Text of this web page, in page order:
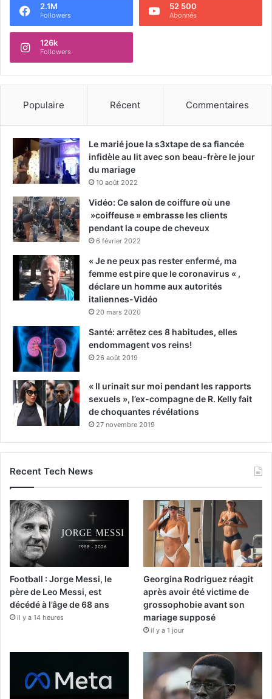
2.1M
Followers
52 500
Abonnés
126k
Followers
Populaire Récent Commentaires
Le marié joue la s3xtape de sa fiancée
infidèle au lit avec son beau-frère le jour
du mariage
10 août 2022
Vidéo: Ce salon de coiffure où une
»coiffeuse » embrasse les clients
pendant la coupe de cheveux
6 février 2022
« Je ne peux pas rester enfermé, ma
femme est pire que le coronavirus « ,
déclare un homme aux autorités
italiennes-Vidéo
20 mars 2020
Santé: arrêtez ces 8 habitudes, elles
endommagent vos reins!
26 août 2019
« Il urinait sur moi pendant les rapports
sexuels », l’ex-compagne de R. Kelly fait
de choquantes révélations
27 novembre 2019
Recent Tech News
Football : Jorge Messi, le
père de Leo Messi, est
décédé à l’âge de 68 ans
il y a 14 heures
Georgina Rodriguez réagit
après avoir été victime de
grossophobie avant son
mariage supposé
il y a 1 jour